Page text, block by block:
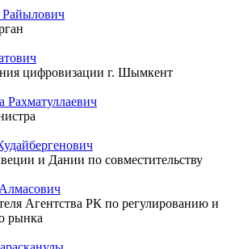
цифровизации г. Шымкент
Рахматуллаевич
и Дании по совместительству
Агентства РК по регулированию и
рынка